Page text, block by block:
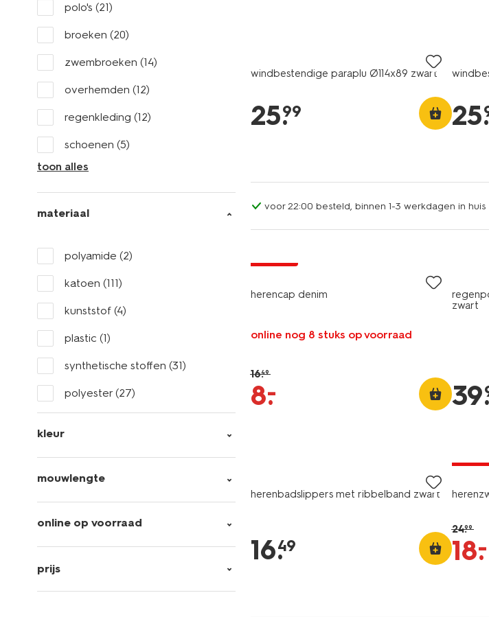
polo's (21)
broeken (20)
zwembroeken (14)
overhemden (12)
regenkleding (12)
schoenen (5)
toon alles
materiaal
polyamide (2)
katoen (111)
kunststof (4)
plastic (1)
synthetische stoffen (31)
polyester (27)
kleur
mouwlengte
online op voorraad
prijs
windbestendige paraplu Ø114x89 zwart
25.
99 25.
voor 22:00 besteld, binnen 1-3 werkdagen in huis
herencap denim
online nog 8 stuks op voorraad
16.49
8.
–
zwart
39.
herenbadslippers met ribbelband zwart
16.
49
24.99
18.
–